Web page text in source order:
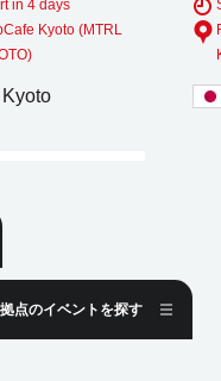
in 4 days
Kyoto (MTRL
Kyoto
点のイベントを探す